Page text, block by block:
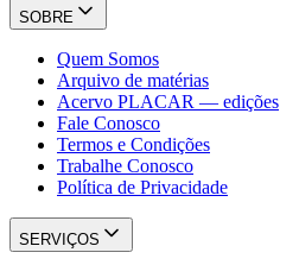
SOBRE
Quem Somos
Arquivo de matérias
Acervo PLACAR — edições
Fale Conosco
Termos e Condições
Trabalhe Conosco
Política de Privacidade
SERVIÇOS